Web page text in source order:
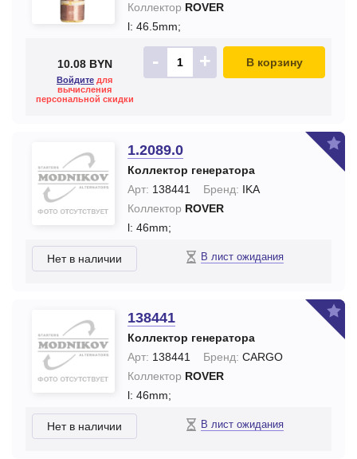
Коллектор ROVER
l: 46.5mm;
10.08 BYN
Войдите для
вычисления
персональной скидки
- + В корзину
1.2089.0
Коллектор генератора
Арт: 138441 Бренд: IKA
Коллектор ROVER
l: 46mm;
Нет в наличии В лист ожидания
138441
Коллектор генератора
Арт: 138441 Бренд: CARGO
Коллектор ROVER
l: 46mm;
Нет в наличии В лист ожидания